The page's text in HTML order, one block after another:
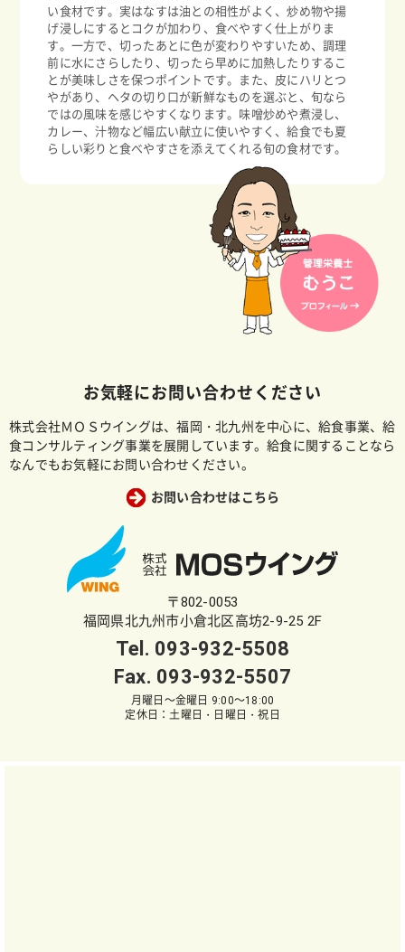
い食材です。実はなすは油との相性がよく、炒め物や揚
げ浸しにするとコクが加わり、食べやすく仕上がりま
す。一方で、切ったあとに色が変わりやすいため、調理
前に水にさらしたり、切ったら早めに加熱したりするこ
とが美味しさを保つポイントです。また、皮にハリとつ
やがあり、ヘタの切り口が新鮮なものを選ぶと、旬なら
ではの風味を感じやすくなります。味噌炒めや煮浸し、
カレー、汁物など幅広い献立に使いやすく、給食でも夏
らしい彩りと食べやすさを添えてくれる旬の食材です。
お気軽にお問い合わせください
株式会社ＭＯＳウイングは、福岡・北九州を中心に、給食事業、給
食コンサルティング事業を展開しています。給食に関することなら
なんでもお気軽にお問い合わせください。
お問い合わせはこちら
〒802-0053
福岡県北九州市小倉北区高坊2-9-25 2F
Tel. 093-932-5508
Fax. 093-932-5507
月曜日～金曜日 9:00～18:00
定休日：土曜日・日曜日・祝日